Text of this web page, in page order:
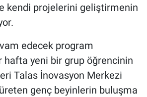
kendi projelerini geliştirmenin
edecek program
hafta yeni bir grup öğrencinin
Talas İnovasyon Merkezi
genç beyinlerin buluşma